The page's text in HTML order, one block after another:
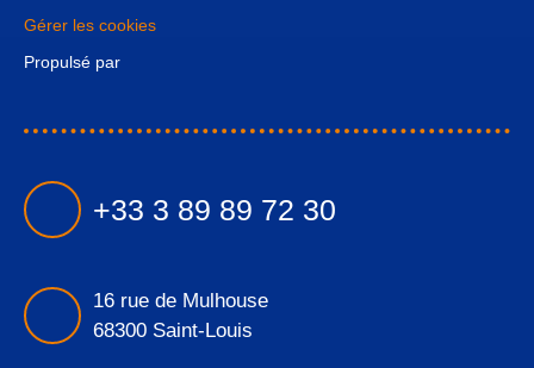
Gérer les cookies
Propulsé par
+33 3 89 89 72 30
16 rue de Mulhouse
68300 Saint-Louis